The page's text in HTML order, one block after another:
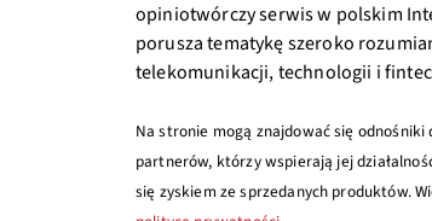
opiniotwórczy serwis w polskim
porusza tematykę szeroko
telekomunikacji, technologii i
Na stronie mogą znajdować się
partnerów, którzy wspierają jej
się zyskiem ze sprzedanych produktów.